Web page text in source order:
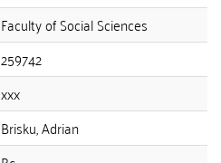
Faculty of Social Sciences
259742
xxx
Brisku, Adrian